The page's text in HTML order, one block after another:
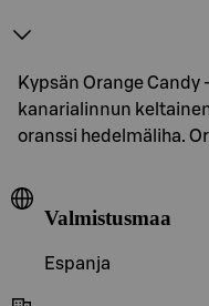
Kypsän Orange
kanarialinnun
oranssi hedelmäliha.
Valmistusmaa
Espanja